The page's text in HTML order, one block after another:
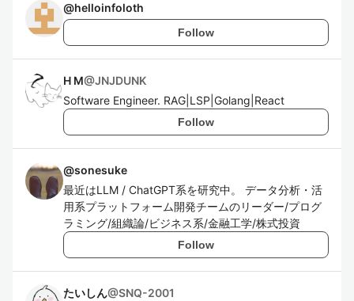
@helloinfoloth
Follow
H M@JNJDUNK
Software Engineer. RAG|LSP|Golang|React
Follow
@sonesuke
最近はLLM / ChatGPT系を研究中。 データ分析・活
用系プラットフォーム開発チームのリーダー/プログ
ラミング/組織論/ビジネス系/金融工学/株式投資
Follow
たいしん@SNQ-2001